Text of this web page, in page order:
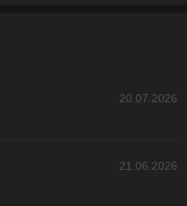
20.07.2026
21.06.2026